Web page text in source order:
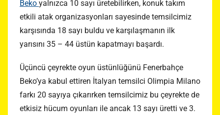
Beko yalnızca 10 sayı üretebilirken, konuk takım
etkili atak organizasyonları sayesinde temsilcimiz
karşısında 18 sayı buldu ve karşılaşmanın ilk
yarısını 35 – 44 üstün kapatmayı başardı.
Üçüncü çeyrekte oyun üstünlüğünü Fenerbahçe
Beko’ya kabul ettiren İtalyan temsilci Olimpia Milano
farkı 20 sayıya çıkarırken temsilcimiz bu çeyrekte de
etkisiz hücum oyunları ile ancak 13 sayı üretti ve 3.